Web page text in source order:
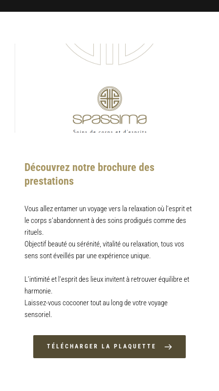
Découvrez notre brochure des
prestations
Vous allez entamer un voyage vers la relaxation où l’esprit et
le corps s’abandonnent à des soins prodigués comme des
rituels.
Objectif beauté ou sérénité, vitalité ou relaxation, tous vos
sens sont éveillés par une expérience unique.
L’intimité et l’esprit des lieux invitent à retrouver équilibre et
harmonie.
Laissez-vous cocooner tout au long de votre voyage
sensoriel.
TÉLÉCHARGER LA PLAQUETTE